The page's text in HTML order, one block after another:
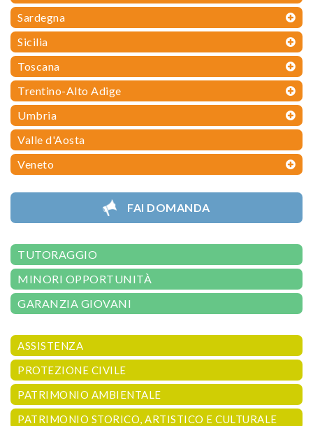
Sardegna
Sicilia
Toscana
Trentino-Alto Adige
Umbria
Valle d'Aosta
Veneto
FAI DOMANDA
TUTORAGGIO
MINORI OPPORTUNITÀ
GARANZIA GIOVANI
ASSISTENZA
PROTEZIONE CIVILE
PATRIMONIO AMBIENTALE
PATRIMONIO STORICO, ARTISTICO E CULTURALE